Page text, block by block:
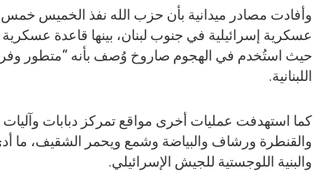
وأفادت مصادر ميدانية بأن حزب الله نفذ الخميس
عسكرية إسرائيلية في جنوب لبنان، بينها قاعدة عسكرية
حيث استُخدم في الهجوم صاروخ وُصف بأنه “متطور
اللبنانية.
كما استهدفت عمليات أخرى مواقع تمركز دبابات
والقنطرة ورشاف والبياضة وشمع ويحمر الشقيف، ما
والبنية اللوجستية للجيش الإسرائيلي.